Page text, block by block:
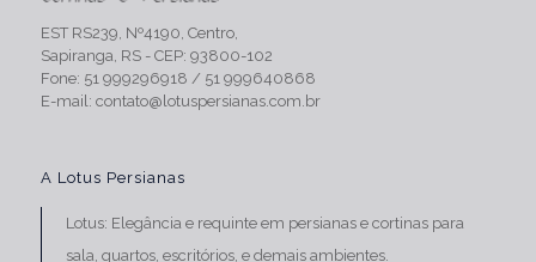
EST RS239, Nº4190, Centro,
Sapiranga, RS - CEP: 93800-102
Fone: 51 999296918 / 51 999640868
E-mail: contato@lotuspersianas.com.br
A Lotus Persianas
Lotus: Elegância e requinte em persianas e cortinas para
sala, quartos, escritórios, e demais ambientes.